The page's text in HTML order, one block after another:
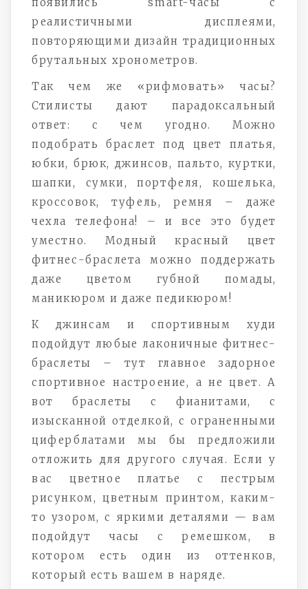
реалистичными дисплеями,
повторяющими дизайн традиционных
брутальных хронометров.
Так чем же «рифмовать» часы?
Стилисты дают парадоксальный
ответ: с чем угодно. Можно
подобрать браслет под цвет платья,
юбки, брюк, джинсов, пальто, куртки,
шапки, сумки, портфеля, кошелька,
кроссовок, туфель, ремня – даже
чехла телефона! – и все это будет
уместно. Модный красный цвет
фитнес-браслета можно поддержать
даже цветом губной помады,
маникюром и даже педикюром!
К джинсам и спортивным худи
подойдут любые лаконичные фитнес-
браслеты – тут главное задорное
спортивное настроение, а не цвет. А
вот браслеты с фианитами, с
изысканной отделкой, с ограненными
циферблатами мы бы предложили
отложить для другого случая. Если у
вас цветное платье с пестрым
рисунком, цветным принтом, каким-
то узором, с яркими деталями — вам
подойдут часы с ремешком, в
котором есть один из оттенков,
который есть вашем в наряде.